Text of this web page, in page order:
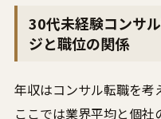
30代未経験コンサ
ジと職位の関係
年収はコンサル転職を考
ここでは業界平均と個